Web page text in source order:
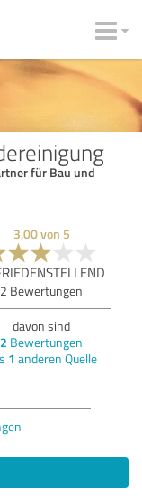
für Bau und
3,00von 5
2 Bewertungen
davon sind
2 Bewertungen
1 anderen Quelle